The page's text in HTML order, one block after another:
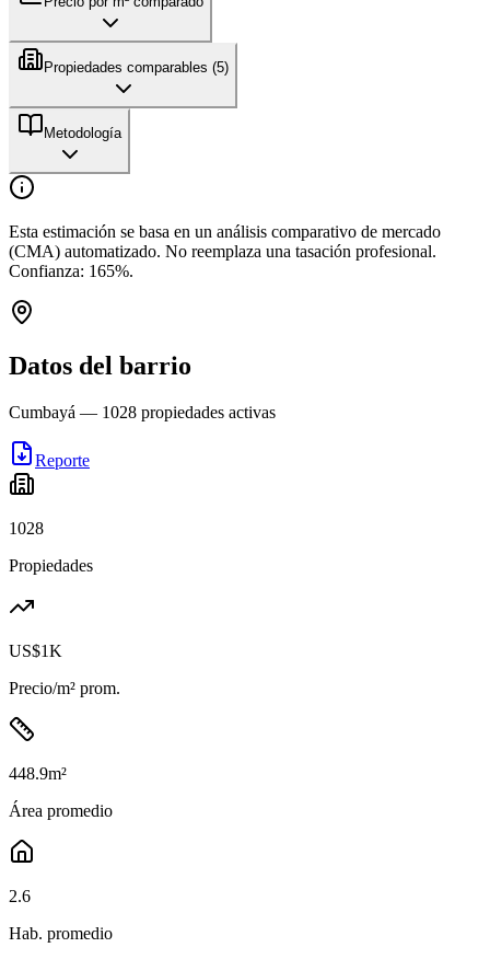
Propiedades comparables (5)
Metodología
Esta estimación se basa en un análisis comparativo de mercado
(CMA) automatizado. No reemplaza una tasación profesional.
Confianza: 165%.
Datos del barrio
Cumbayá — 1028 propiedades activas
Reporte
1028
Propiedades
US$1K
Precio/m² prom.
448.9m²
Área promedio
2.6
Hab. promedio